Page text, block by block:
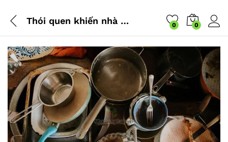
Thói quen khiến nhà có mùi hôi 0 0